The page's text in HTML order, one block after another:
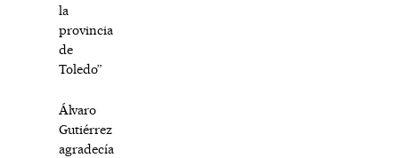
la
provincia
de
Toledo”
Álvaro
Gutiérrez
agradecía